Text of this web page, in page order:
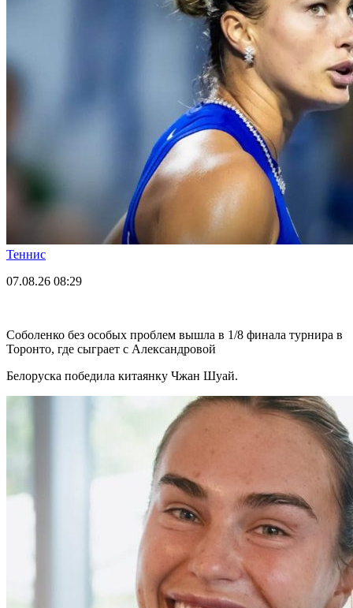
Теннис
07.08.26 08:29
Соболенко без особых проблем вышла в 1/8 финала турнира в
Торонто, где сыграет с Александровой
Белоруска победила китаянку Чжан Шуай.